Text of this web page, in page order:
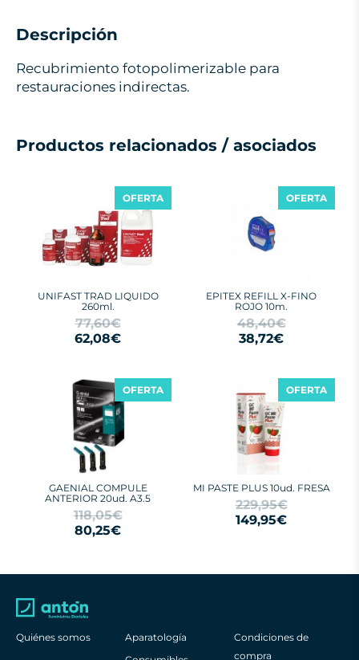
Descripción
Recubrimiento fotopolimerizable para
restauraciones indirectas.
Productos relacionados / asociados
UNIFAST TRAD LIQUIDO
260ml.
77,60€
62,08€
OFERTA
EPITEX REFILL X-FINO
ROJO 10m.
48,40€
38,72€
OFERTA
GAENIAL COMPULE
ANTERIOR 20ud. A3.5
118,05€
80,25€
OFERTA
MI PASTE PLUS 10ud. FRESA
229,95€
149,95€
OFERTA
Quiénes somos
Aparatología
Condiciones de
compra